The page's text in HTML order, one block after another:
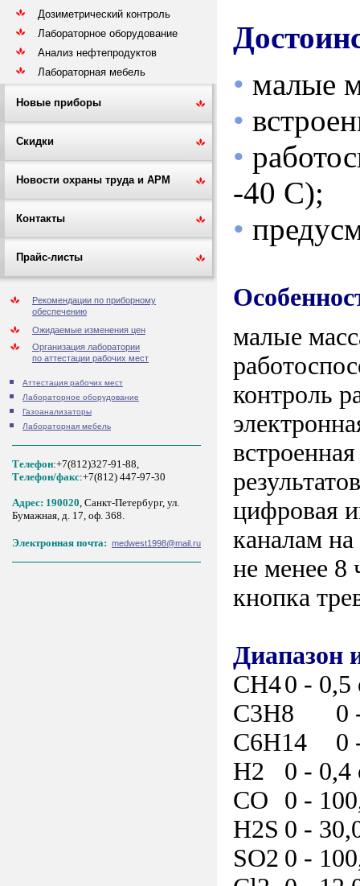
Дозиметрический контроль
Лабораторное оборудование
Анализ нефтепродуктов
Лабораторная мебель
Новые приборы
Скидки
Новости охраны труда и АРМ
Контакты
Прайс-листы
Рекомендации по приборному
обеспечению
Ожидаемые изменения цен
Организация лаборатории
по аттестации рабочих мест
Аттестация рабочих мест
Лабораторное оборудование
Газоанализаторы
Лабораторная мебель
Телефон:+7(812)327-91-88,
Tелефон/факс:+7(812) 447-97-30
Адрес: 190020, Санкт-Петербург, ул.
Бумажная, д. 17, оф. 368.
Электронная почта: medwest1998@mail.ru
• малые
•
•
-40 С);
•
малые
контроль
цифровая
каналам
не менее 8
кнопка
Диапазон
CH40 - 0,5
C3H8
0
C6H14
0
H2
0 - 0,4
CO
0 -
H2S 0 -
SO2 0 -